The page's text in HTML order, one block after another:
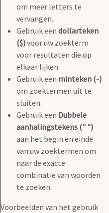
om meer letters te
vervangen.
Gebruik een dollarteken
($)voor uw zoekterm
voor resultaten die op
elkaar lijken.
Gebruik een minteken (-)
om zoektermen uit te
sluiten.
Gebruik een Dubbele
aanhalingstekens (" ")
aan het begin en einde
van uw zoektermen om
naar de exacte
combinatie van woorden
te zoeken.
Voorbeelden van het gebruik